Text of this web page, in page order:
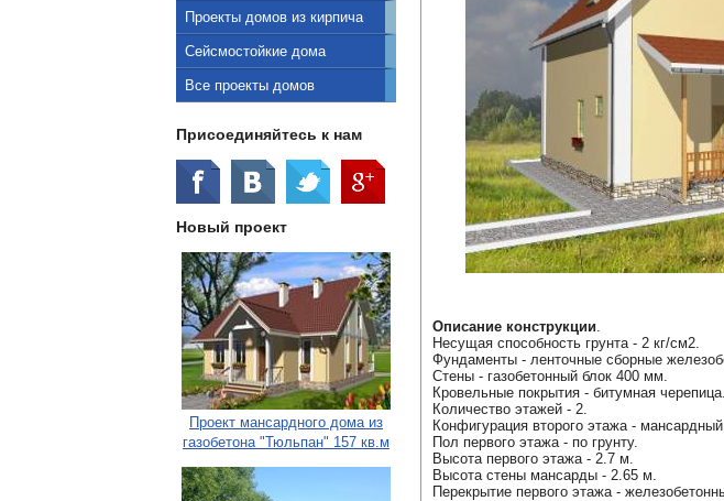
Проекты домов из кирпича
Сейсмостойкие дома
Все проекты домов
Присоединяйтесь к нам
Новый проект
Проект мансардного дома из
газобетона "Тюльпан" 157 кв.м
Описание конструкции.
Несущая способность грунта - 2 кг/см2.
Фундаменты - ленточные сборные
Стены - газобетонный блок 400 мм.
Кровельные покрытия - битумная черепица.
Количество этажей - 2.
Конфигурация второго этажа -
Пол первого этажа - по грунту.
Высота первого этажа - 2.7 м.
Высота стены мансарды - 2.65 м.
Перекрытие первого этажа -